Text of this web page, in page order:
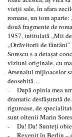
vieţii sale, în afara
romane, un tom
două fragmente de
1957, intitulată ,,Mii
,,Otrăvitorii de fântâni”
Sorescu s-a detaşat
viziuni originale, cu
Arsenalul mijloacelor
deosebită…
- După opinia mea
dramatic desfăşurată
riguroase, de
sunt oltenii Marin
- Da! Da! Sunteţi
- Revenit în Berlin –